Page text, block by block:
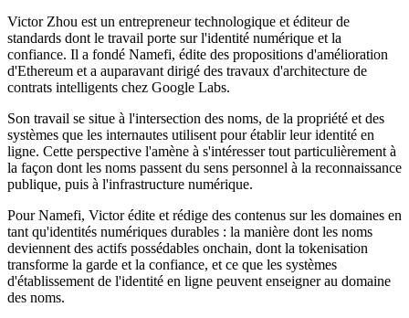
Victor Zhou est un entrepreneur technologique et éditeur de
standards dont le travail porte sur l'identité numérique et la
confiance. Il a fondé Namefi, édite des propositions d'amélioration
d'Ethereum et a auparavant dirigé des travaux d'architecture de
contrats intelligents chez Google Labs.
Son travail se situe à l'intersection des noms, de la propriété et des
systèmes que les internautes utilisent pour établir leur identité en
ligne. Cette perspective l'amène à s'intéresser tout particulièrement à
la façon dont les noms passent du sens personnel à la reconnaissance
publique, puis à l'infrastructure numérique.
Pour Namefi, Victor édite et rédige des contenus sur les domaines en
tant qu'identités numériques durables : la manière dont les noms
deviennent des actifs possédables onchain, dont la tokenisation
transforme la garde et la confiance, et ce que les systèmes
d'établissement de l'identité en ligne peuvent enseigner au domaine
des noms.